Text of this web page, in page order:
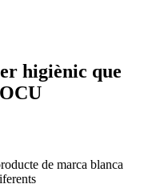
higiènic que
de marca blanca